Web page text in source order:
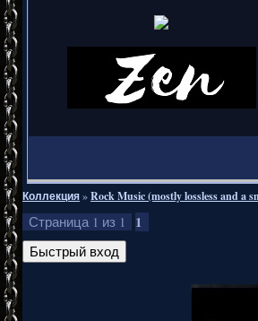
Коллекция»Rock Music (mostly lossless and a
Страница 1 из 1 1